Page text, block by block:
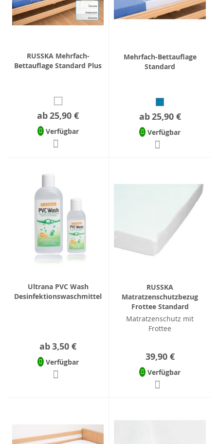
RUSSKA Mehrfach-
Bettauflage Standard Plus
ab25,90 €
Verfügbar
Mehrfach-Bettauflage
Standard
ab25,90 €
Verfügbar
Ultrana PVC Wash
Desinfektionswaschmittel
ab3,50 €
Verfügbar
RUSSKA
Matratzenschutzbezug
Frottee Standard
Matratzenschutz mit
Frottee
39,90 €
Verfügbar